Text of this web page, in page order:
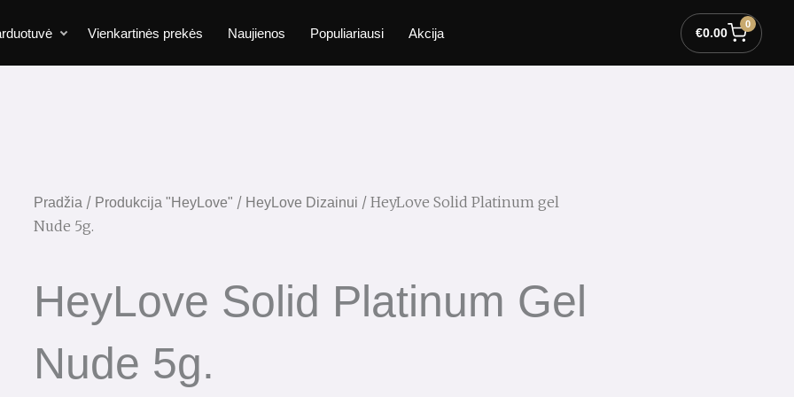
Vienkartinės prekės Naujienos Populiariausi Akcija €0.00
0
Pradžia / Produkcija "HeyLove" / HeyLove Dizainui / HeyLove Solid Platinum gel
Nude 5g.
HeyLove Solid Platinum Gel
Nude 5g.